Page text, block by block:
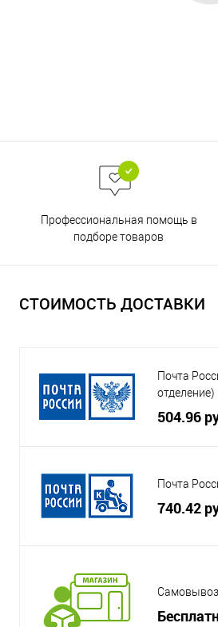
Профессиональная помощь в
подборе товаров
СТОИМОСТЬ ДОСТАВКИ
Почта
отделение)
504.96
Почта
740.42
Самовывоз